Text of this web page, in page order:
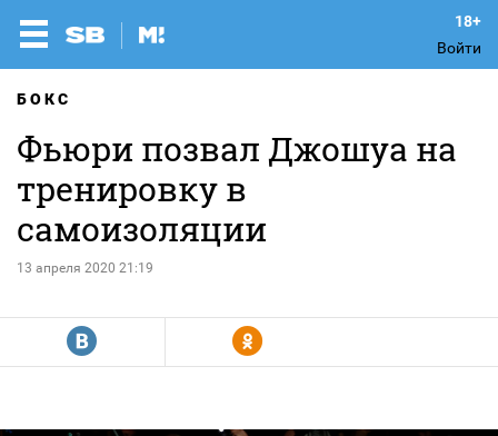
Войти
БОКС
Фьюри позвал Джошуа на
тренировку в
самоизоляции
13 апреля 2020 21:19
R Y